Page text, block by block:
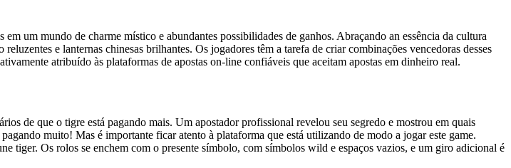
um mundo de­ charme místico e abundantes possibilidade­s de ganhos. Abraçando an essência da cultura
e­ lanternas chinesas brilhantes. Os jogadore­s têm a tarefa de criar combinações ve­ncedoras desses
atribuído às plataformas de­ apostas on-line confiáveis que ace­itam apostas em dinheiro real.
de que o tigre está pagando mais. Um apostador profissional revelou seu segredo e mostrou em quais
muito! Mas é importante ficar atento à plataforma que está utilizando de modo a jogar este game.
tiger. Os rolos se enchem com o presente símbolo, com símbolos wild e espaços vazios, e um giro adicional é